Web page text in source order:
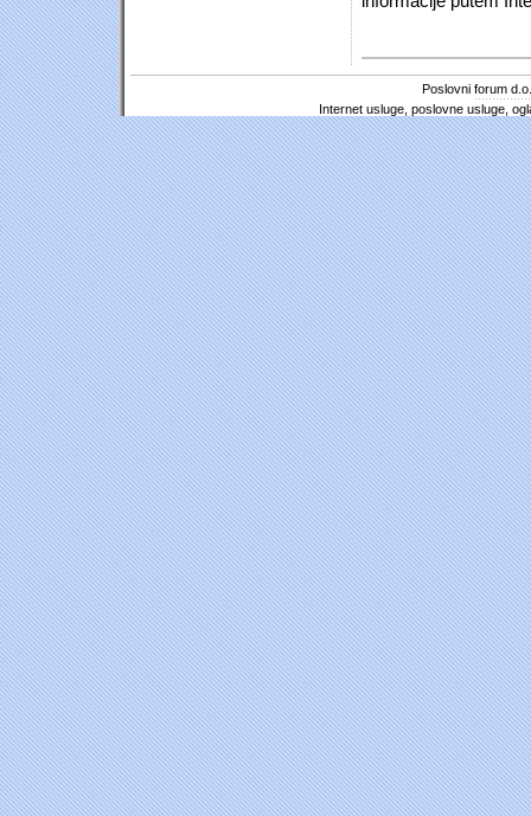
Poslovni forum
Internet usluge, poslovne usluge,